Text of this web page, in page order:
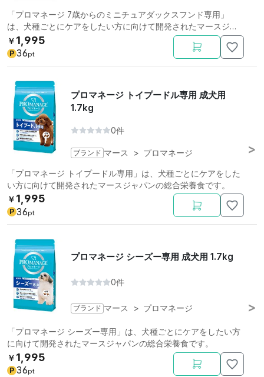
「プロマネージ 7歳からのミニチュアダックスフンド専用」
は、犬種ごとにケアをしたい方に向けて開発されたマースジャ
パンの総合栄養食です。
￥ 1,995
P 36pt
プロマネージ トイプードル専用 成犬用
1.7kg
0件
ブランド マース > プロマネージ
「プロマネージ トイプードル専用」は、犬種ごとにケアをした
い方に向けて開発されたマースジャパンの総合栄養食です。
￥ 1,995
P 36pt
プロマネージ シーズー専用 成犬用 1.7kg
0件
ブランド マース > プロマネージ
「プロマネージ シーズー専用」は、犬種ごとにケアをしたい方
に向けて開発されたマースジャパンの総合栄養食です。
￥ 1,995
P 36pt